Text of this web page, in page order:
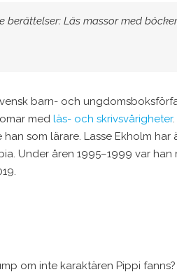
berättelser: Läs massor med
barn- och
med läs- och skrivsvårigheter
han som lärare. Lasse Ekholm
Under åren 1995–1999 var han
om inte karaktären Pippi